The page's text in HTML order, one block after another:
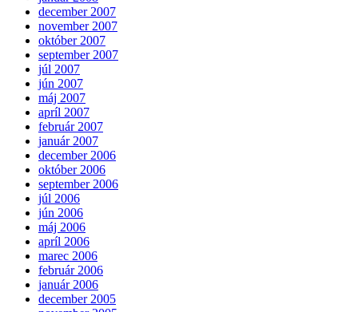
december 2007
november 2007
október 2007
september 2007
júl 2007
jún 2007
máj 2007
apríl 2007
február 2007
január 2007
december 2006
október 2006
september 2006
júl 2006
jún 2006
máj 2006
apríl 2006
marec 2006
február 2006
január 2006
december 2005